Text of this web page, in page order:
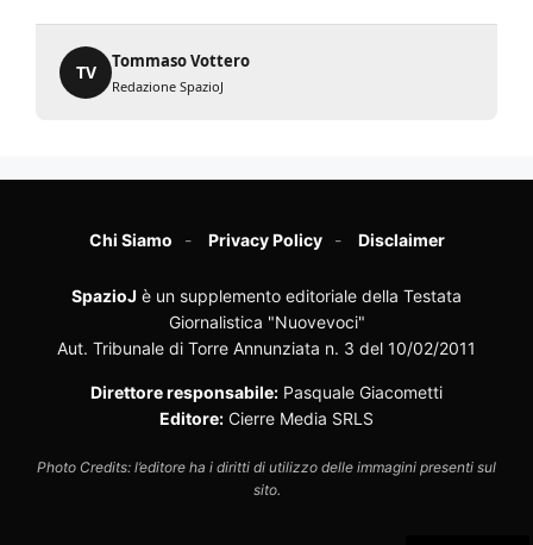
TV
Tommaso Vottero
Redazione SpazioJ
Chi Siamo Privacy Policy Disclaimer
SpazioJ è un supplemento editoriale della Testata
Giornalistica "Nuovevoci"
Aut. Tribunale di Torre Annunziata n. 3 del 10/02/2011
Direttore responsabile: Pasquale Giacometti
Editore: Cierre Media SRLS
Photo Credits: l’editore ha i diritti di utilizzo delle immagini presenti sul
sito.